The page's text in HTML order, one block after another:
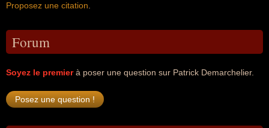
Proposez une citation
Forum
Soyez le premierà poser une question sur Patrick Demarchelier.